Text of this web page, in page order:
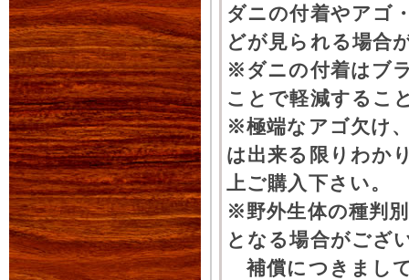
ダニの付着やアゴ
どが見られる場合
※ダニの付着はブ
ことで軽減するこ
※極端なアゴ欠け
は出来る限りわか
上ご購入下さい。
※野外生体の種判
となる場合がござ
補償につきまし